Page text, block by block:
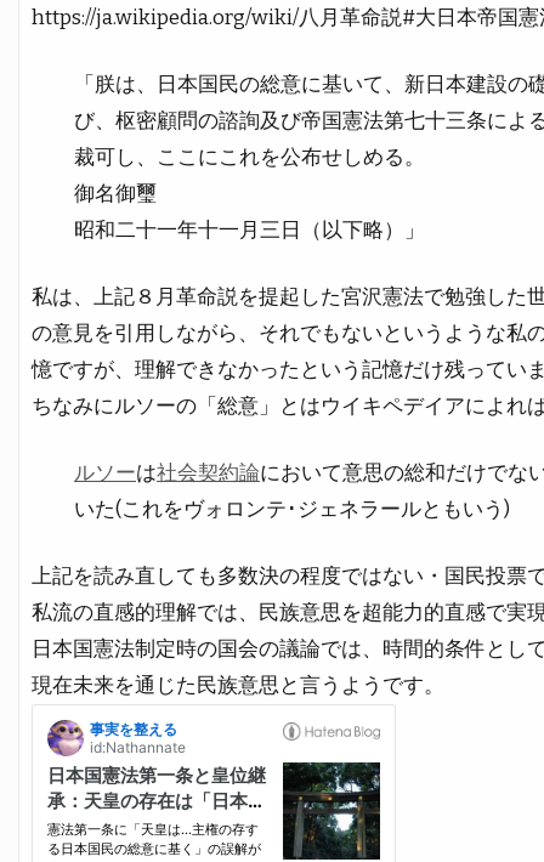
https://ja.wikipedia.org/wiki/八月革命説#大日本帝国憲
「朕は、日本国民の総意に基いて、新日本建設
び、枢密顧問の諮詢及び帝国憲法第七十三条によ
裁可し、ここにこれを公布せしめる。
御名御璽
昭和二十一年十一月三日（以下略）」
私は、上記８月革命説を提起した宮沢憲法で勉強した
の意見を引用しながら、それでもないというような私
憶ですが、理解できなかったという記憶だけ残ってい
ちなみにルソーの「総意」とはウイキペデイアによれ
ルソーは社会契約論において意思の総和だけでな
いた(これをヴォロンテ･ジェネラールともいう)
上記を読み直しても多数決の程度ではない・国民投票
私流の直感的理解では、民族意思を超能力的直感で実
日本国憲法制定時の国会の議論では、時間的条件とし
現在未来を通じた民族意思と言うようです。